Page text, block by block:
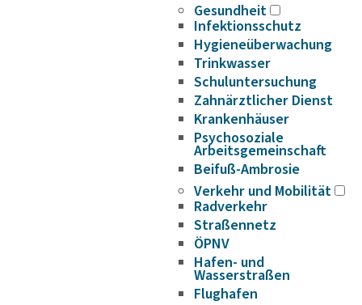
Gesundheit
Infektionsschutz
Hygieneüberwachung
Trinkwasser
Schuluntersuchung
Zahnärztlicher Dienst
Krankenhäuser
Psychosoziale
Arbeitsgemeinschaft
Beifuß-Ambrosie
Verkehr und Mobilität
Radverkehr
Straßennetz
ÖPNV
Hafen- und
Wasserstraßen
Flughafen